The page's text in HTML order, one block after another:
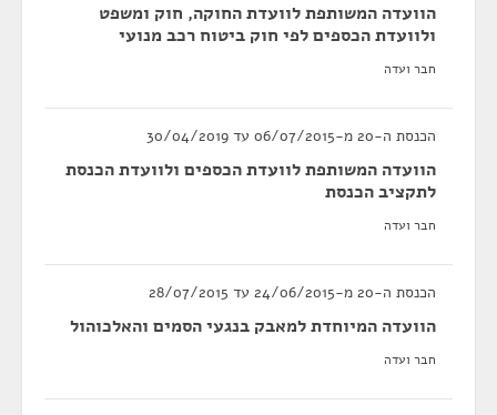
הוועדה המשותפת לוועדת החוקה, חוק ומשפט
ולוועדת הכספים לפי חוק ביטוח רכב מנועי
חבר ועדה
הכנסת ה-20 מ-06/07/2015 עד 30/04/2019
הוועדה המשותפת לוועדת הכספים ולוועדת הכנסת
לתקציב הכנסת
חבר ועדה
הכנסת ה-20 מ-24/06/2015 עד 28/07/2015
הוועדה המיוחדת למאבק בנגעי הסמים והאלכוהול
חבר ועדה